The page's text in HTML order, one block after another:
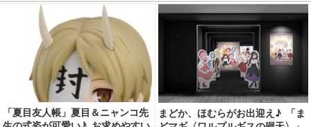
「夏目友人帳」夏目＆ニャンコ先
まどか、ほむらがお出迎え♪ 「ま